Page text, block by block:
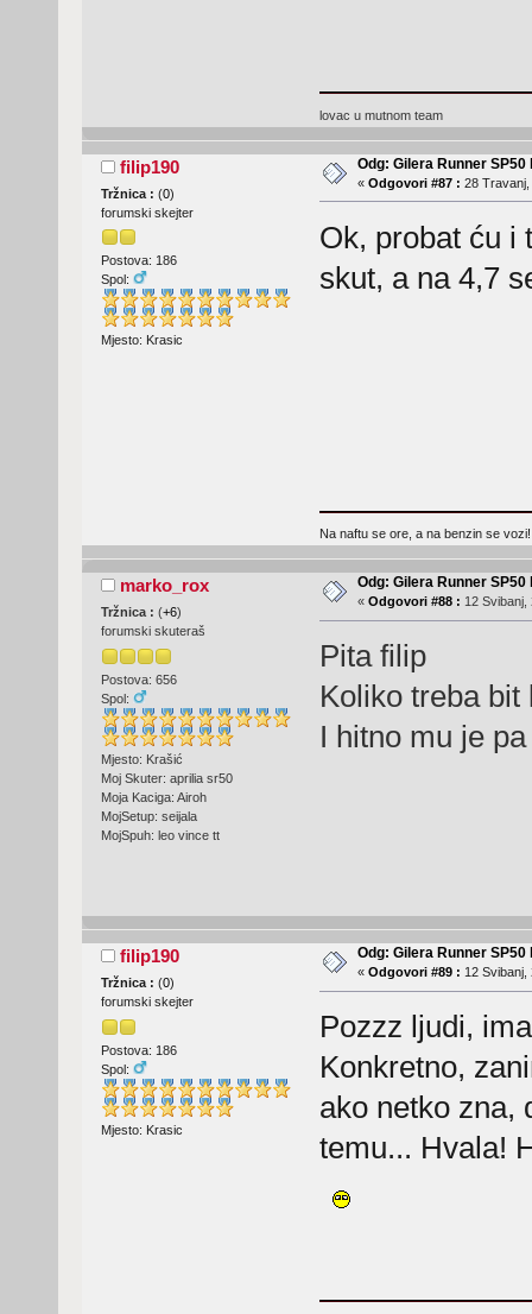
lovac u mutnom team
filip190
Tržnica : (0)
forumski skejter
Postova: 186
Spol:
Mjesto: Krasic
Odg: Gilera Runner SP50
« Odgovori #87 : 28 Travanj,
Ok, probat ću i
skut, a na 4,7
Na naftu se ore, a na benzin se vozi!
marko_rox
Tržnica : (+6)
forumski skuteraš
Postova: 656
Spol:
Mjesto: Krašić
Moj Skuter: aprilia sr50
Moja Kaciga: Airoh
MojSetup: seijala
MojSpuh: leo vince tt
Odg: Gilera Runner SP50
« Odgovori #88 : 12 Svibanj,
Pita filip
Koliko treba
I hitno mu je
filip190
Tržnica : (0)
forumski skejter
Postova: 186
Spol:
Mjesto: Krasic
Odg: Gilera Runner SP50
« Odgovori #89 : 12 Svibanj,
Pozzz ljudi,
Konkretno,
ako netko zna,
temu... Hvala!